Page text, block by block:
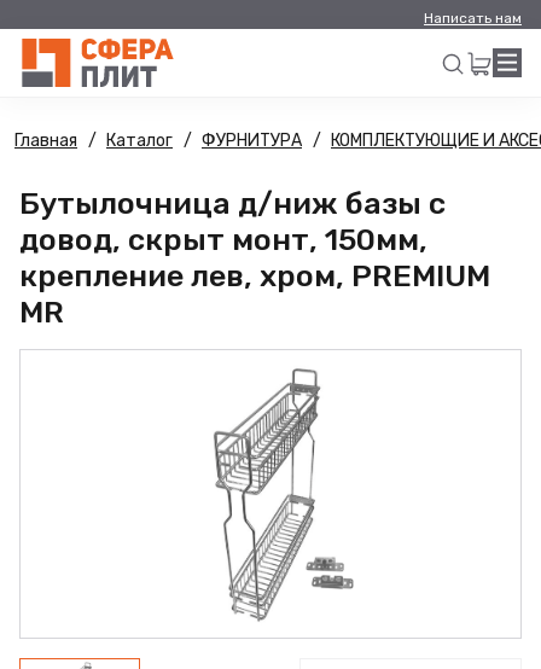
Написать нам
Искать
Главная Каталог ФУРНИТУРА КОМПЛЕКТУЮЩИЕ И
Бутылочница д/ниж базы с
довод, скрыт монт, 150мм,
крепление лев, хром, PREMIUM
MR